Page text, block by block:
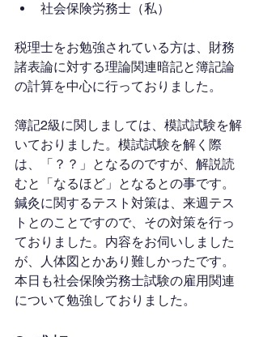
社会保険労務士（私）
税理士をお勉強されている方は、財務
諸表論に対する理論関連暗記と簿記論
の計算を中心に行っておりました。
簿記2級に関しましては、模試試験を解
いておりました。模試試験を解く際
は、「？？」となるのですが、解説読
むと「なるほど」となるとの事です。
鍼灸に関するテスト対策は、来週テス
トとのことですので、その対策を行っ
ておりました。内容をお伺いしました
が、人体図とかあり難しかったです。
本日も社会保険労務士試験の雇用関連
について勉強しておりました。